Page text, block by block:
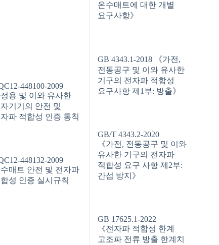
448100-2009
용 및 이와 유사한
기기의 안전 및
파 적합성 인증 통칙
448132-2009
매트 안전 및 전자파
성 인증 실시규칙
온수매트에 대한 개별
요구사항》
GB 4343.1-2018 《가전,
전동공구 및 이와 유사한
기구의 전자파 적합성
요구사항 제1부: 방출》
GB/T 4343.2-2020
《가전, 전동공구 및 이와
유사한 기구의 전자파
적합성 요구 사항 제2부:
간섭 방지》
GB 17625.1-2022
《전자파 적합성 한계
고조파 전류 방출 한계치